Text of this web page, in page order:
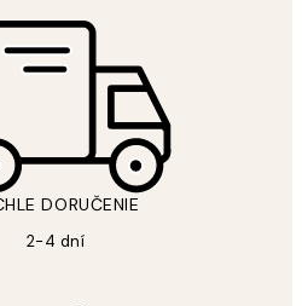
DORUČENIE
2-4 dní